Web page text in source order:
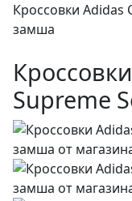
Кроссовки Adidas
замша
Supreme